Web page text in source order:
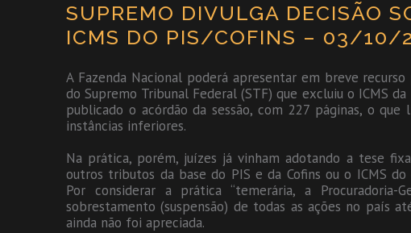
SUPREMO DIVULGA DECISÃO
ICMS DO PIS/COFINS – 03/10/
A Fazenda Nacional poderá apresentar em breve
do Supremo Tribunal Federal (STF) que excluiu o ICMS
publicado o acórdão da sessão, com 227 páginas, o
instâncias inferiores.
Na prática, porém, juízes já vinham adotando a tese
outros tributos da base do PIS e da Cofins ou o ICMS
Por considerar a prática “temerária, a Procuradoria-
sobrestamento (suspensão) de todas as ações no país
ainda não foi apreciada.